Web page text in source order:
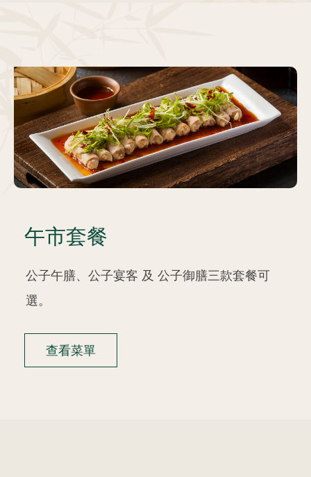
午市套餐
公子午膳、公子宴客 及 公子御膳三款套餐可
選。
查看菜單